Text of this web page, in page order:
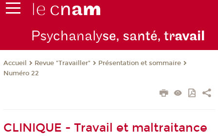
Psychanalyse, santé, travail
Accueil Revue "Travailler"
Présentation et sommaire
Numéro 22
CLINIQUE - Travail et maltraitance